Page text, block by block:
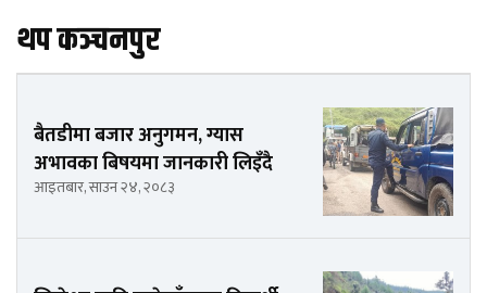
थप कञ्चनपुर
बैतडीमा बजार अनुगमन, ग्यास
अभावका बिषयमा जानकारी लिइँदै
आइतबार, साउन २४, २०८३